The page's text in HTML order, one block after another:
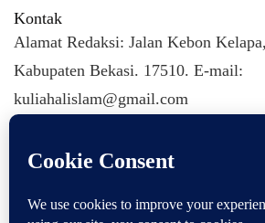
Kontak
Alamat Redaksi: Jalan Kebon
Kabupaten Bekasi. 17510. E-mail:
kuliahalislam@gmail.com